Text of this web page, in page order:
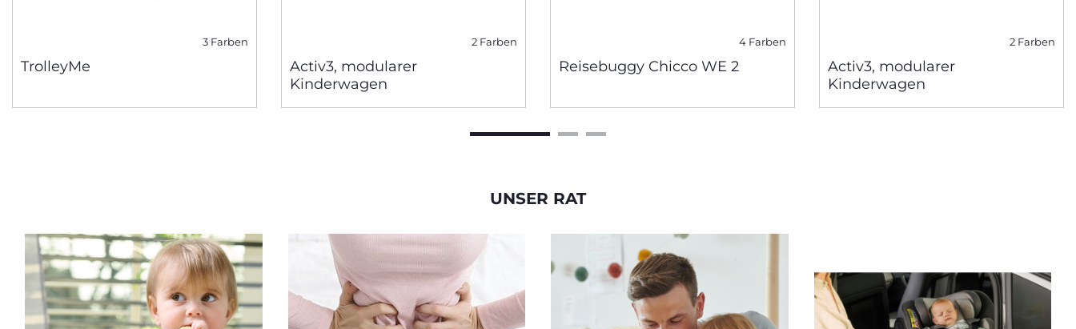
3 Farben
TrolleyMe
2 Farben
Activ3, modularer
Kinderwagen
4 Farben
Reisebuggy Chicco WE 2
2 Farben
Activ3, modularer
Kinderwagen
UNSER RAT